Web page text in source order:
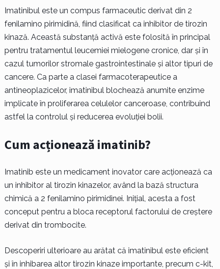
Imatinibul este un compus farmaceutic derivat din 2
fenilamino pirimidină, fiind clasificat ca inhibitor de tirozin
kinază. Această substanță activă este folosită în principal
pentru tratamentul leucemiei mielogene cronice, dar și în
cazul tumorilor stromale gastrointestinale și altor tipuri de
cancere. Ca parte a clasei farmacoterapeutice a
antineoplazicelor, imatinibul blochează anumite enzime
implicate în proliferarea celulelor canceroase, contribuind
astfel la controlul și reducerea evoluției bolii.
Cum acționează imatinib?
Imatinib este un medicament inovator care acționează ca
un inhibitor al tirozin kinazelor, având la bază structura
chimică a 2 fenilamino pirimidinei. Inițial, acesta a fost
conceput pentru a bloca receptorul factorului de creștere
derivat din trombocite.
Descoperiri ulterioare au arătat că imatinibul este eficient
și în inhibarea altor tirozin kinaze importante, precum c-kit,